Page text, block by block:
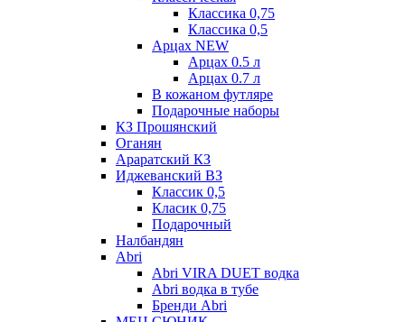
Классика 0,75
Классика 0,5
Арцах NEW
Арцах 0.5 л
Арцах 0.7 л
В кожаном футляре
Подарочные наборы
КЗ Прошянский
Оганян
Араратский КЗ
Иджеванский ВЗ
Классик 0,5
Класик 0,75
Подарочный
Налбандян
Abri
Abri VIRA DUET водка
Abri водка в тубе
Бренди Abri